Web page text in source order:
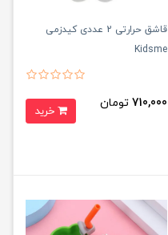
قاشق حرارتی 2 عددی کیدزمی
Kidsme
710,000 تومان